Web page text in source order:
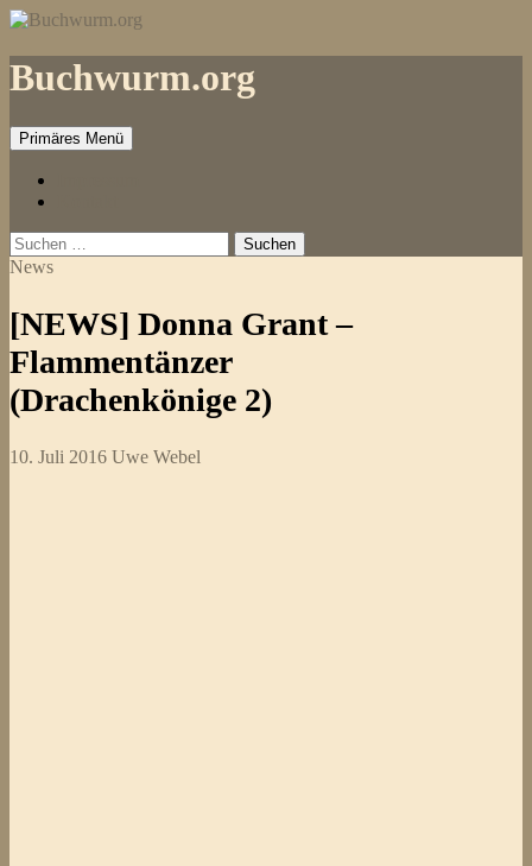
Zum
springen
Buchwurm.org
Primäres Menü
Suchen
nach:
News
[NEWS] Donna Grant –
Flammentänzer
(Drachenkönige 2)
10. Juli 2016 Uwe Webel